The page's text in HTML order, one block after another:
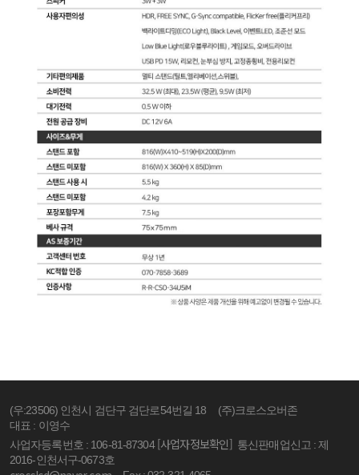
(우:23506) 인천시 검단구 검단로54번길 18
(주)크로스오버존
대표 : 이영수
사업자등록번호 : 106-81-87304[사업자정보확인] 통신판매업신고 : 제
2016-인천서구-0673호